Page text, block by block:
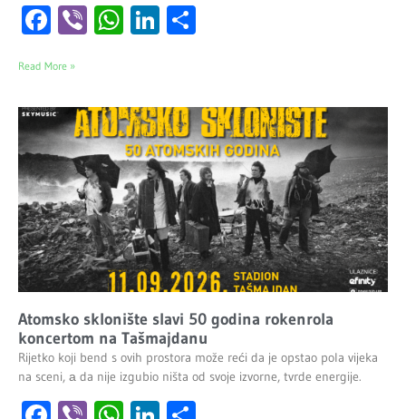
Facebook
ViberWhatsApp
LinkedIn
Read More »
Atomsko sklonište slavi 50 godina rokenrola
koncertom na Tašmajdanu
Rijetko koji bend s ovih prostora može reći da je opstao pola vijeka
na sceni, а da nije izgubio ništa od svoje izvorne, tvrde energije.